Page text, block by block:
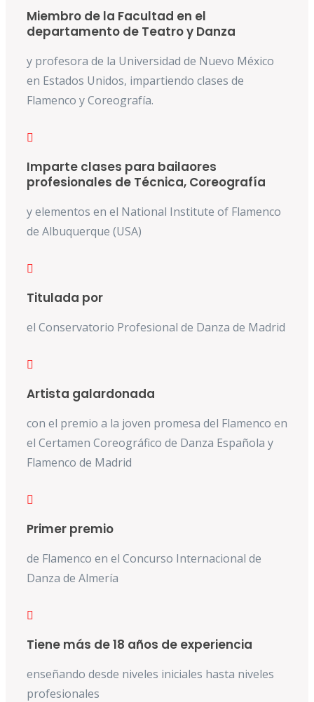
Miembro de la Facultad en el
departamento de Teatro y Danza
y profesora de la Universidad de Nuevo México
en Estados Unidos, impartiendo clases de
Flamenco y Coreografía.
Imparte clases para bailaores
profesionales de Técnica, Coreografía
y elementos en el National Institute of Flamenco
de Albuquerque (USA)
Titulada por
el Conservatorio Profesional de Danza de Madrid
Artista galardonada
con el premio a la joven promesa del Flamenco en
el Certamen Coreográfico de Danza Española y
Flamenco de Madrid
Primer premio
de Flamenco en el Concurso Internacional de
Danza de Almería
Tiene más de 18 años de experiencia
enseñando desde niveles iniciales hasta niveles
profesionales